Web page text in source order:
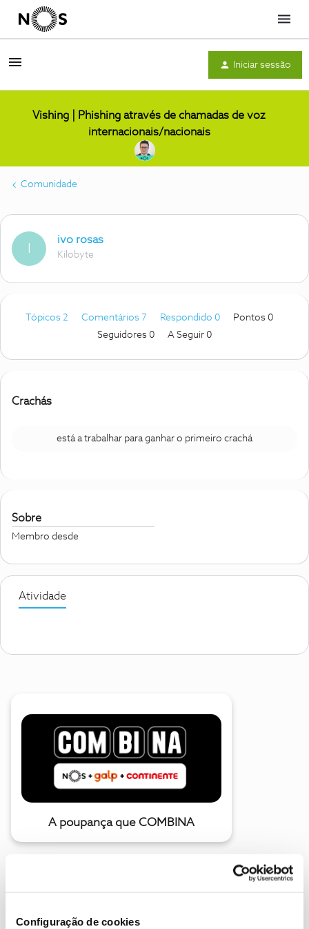
Configuração de cookies
Menu
Iniciar sessão
Vishing | Phishing através de chamadas de voz
internacionais/nacionais
Comunidade
ivo rosas
Kilobyte
Tópicos 2 Comentários 7 Respondido 0
Pontos 0
Seguidores 0 A Seguir 0
Crachás
está a trabalhar para ganhar o primeiro crachá
Sobre
Membro desde
Atividade
A poupança que COMBINA